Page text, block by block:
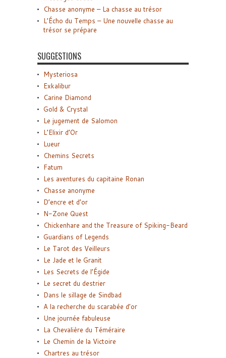
Chasse anonyme – La chasse au trésor
L’Écho du Temps – Une nouvelle chasse au
trésor se prépare
SUGGESTIONS
Mysteriosa
Exkalibur
Carine Diamond
Gold & Crystal
Le jugement de Salomon
L’Elixir d’Or
Lueur
Chemins Secrets
Fatum
Les aventures du capitaine Ronan
Chasse anonyme
D’encre et d’or
N-Zone Quest
Chickenhare and the Treasure of Spiking-Beard
Guardians of Legends
Le Tarot des Veilleurs
Le Jade et le Granit
Les Secrets de l’Égide
Le secret du destrier
Dans le sillage de Sindbad
A la recherche du scarabée d’or
Une journée fabuleuse
La Chevalière du Téméraire
Le Chemin de la Victoire
Chartres au trésor